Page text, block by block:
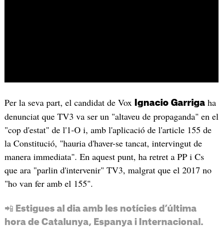
Per la seva part, el candidat de Vox Ignacio Garrigaha
denunciat que TV3 va ser un "altaveu de propaganda" en el
"cop d'estat" de l'1-O i, amb l'aplicació de l'article 155 de
la Constitució, "hauria d'haver-se tancat, intervingut de
manera immediata". En aquest punt, ha retret a PP i Cs
que ara "parlin d'intervenir" TV3, malgrat que el 2017 no
"ho van fer amb el 155".
📲 Estigues al dia amb les notícies d’última
hora de Catalunya, Espanya i Internacional.